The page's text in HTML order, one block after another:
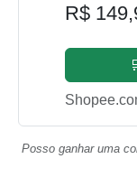
R$
Posso ganhar uma